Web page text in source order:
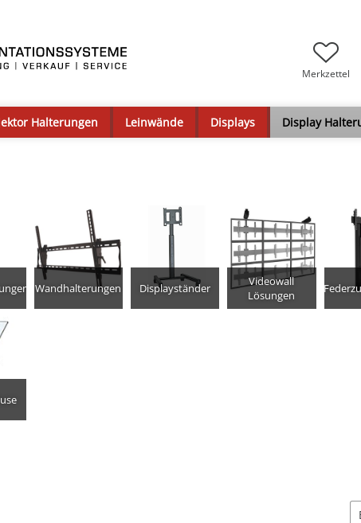
Merkzettel
Halterungen Leinwände Displays Display
Wandhalterungen Displayständer
Videowall
Lösungen